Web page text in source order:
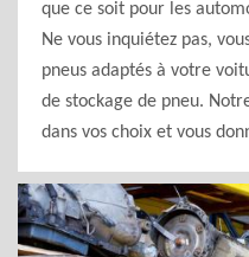
que ce soit pour les
Ne vous inquiétez pas,
pneus adaptés à votre
de stockage de pneu.
dans vos choix et vous